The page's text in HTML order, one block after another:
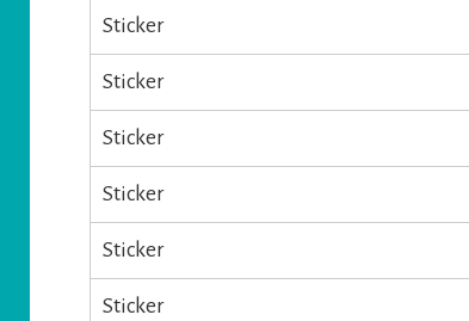
Sticker
Sticker
Sticker
Sticker
Sticker
Sticker